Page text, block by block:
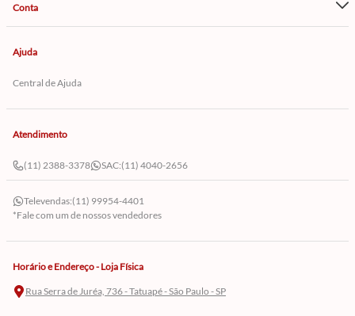
Conta
Ajuda
Central de Ajuda
Atendimento
(11) 2388-3378 SAC:(11) 4040-2656
Televendas:(11) 99954-4401
*Fale com um de nossos vendedores
Horário e Endereço - Loja Física
Rua Serra de Juréa, 736 - Tatuapé - São Paulo - SP